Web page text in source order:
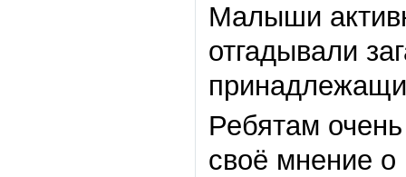
Малыши
отгадывали
Ребятам
своё мнение о